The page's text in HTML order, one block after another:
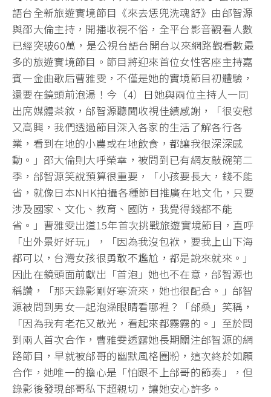
語台全新旅遊實境節目《來去恁兜洗魂舒》由邰智源
與邵大倫主持，開播收視不俗，全平台影音觀看人數
已經突破60萬，是公視台語台開台以來網路觀看數最
多的旅遊實境節目。節目將迎來首位女性客座主持嘉
賓—金曲歌后曹雅雯，不僅是她的實境節目初體驗，
還要在鏡頭前泡湯！今（4）日她與兩位主持人一同
出席媒體茶敘，邰智源聽聞收視佳績感謝，「很安慰
又高興，我們透過節目深入各家的生活了解各行各
業，看到在地的小農或在地飲食，都讓我很深深感
動。」邵大倫則大呼榮幸，被問到已有網友敲碗第二
季，邰智源笑說預算很重要，「小孩要長大，錢不能
省，就像日本NHK拍攝各種節目推廣在地文化，只要
涉及國家、文化、教育、國防，我覺得錢都不能
省。」曹雅雯出道15年首次挑戰旅遊實境節目，直呼
「出外景好好玩」，「因為我沒包袱，要我上山下海
都可以，台灣女孩很勇敢不尷尬，都是說來就來。」
因此在鏡頭面前獻出「首泡」她也不在意，邰智源也
稱讚，「那天錄影剛好寒流來，她也很配合。」邰智
源被問到男女一起泡澡眼睛看哪裡？「邰桑」笑稱，
「因為我有老花又散光，看起來都霧霧的。」至於問
到兩人首次合作，曹雅雯透露她長期關注邰智源的網
路節目，早就被邰哥的幽默風格圈粉，這次終於如願
合作，她唯一的擔心是「怕跟不上邰哥的節奏」，但
錄影後發現邰哥私下超親切，讓她安心許多。